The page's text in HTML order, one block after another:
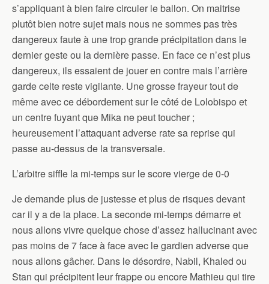
s’appliquant à bien faire circuler le ballon. On maitrise
plutôt bien notre sujet mais nous ne sommes pas très
dangereux faute à une trop grande précipitation dans le
dernier geste ou la dernière passe. En face ce n’est plus
dangereux, ils essaient de jouer en contre mais l’arrière
garde celte reste vigilante. Une grosse frayeur tout de
même avec ce débordement sur le côté de Lolobispo et
un centre fuyant que Mika ne peut toucher ;
heureusement l’attaquant adverse rate sa reprise qui
passe au-dessus de la transversale.
L’arbitre siffle la mi-temps sur le score vierge de 0-0
Je demande plus de justesse et plus de risques devant
car il y a de la place. La seconde mi-temps démarre et
nous allons vivre quelque chose d’assez hallucinant avec
pas moins de 7 face à face avec le gardien adverse que
nous allons gâcher. Dans le désordre, Nabil, Khaled ou
Stan qui précipitent leur frappe ou encore Mathieu qui tire